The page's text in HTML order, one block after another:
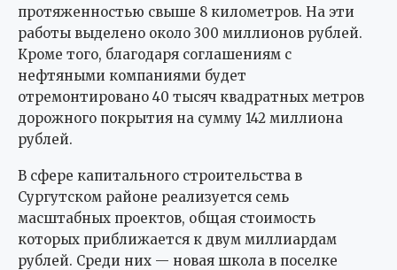
протяженностью свыше 8 километров. На эти
работы выделено около 300 миллионов рублей.
Кроме того, благодаря соглашениям с
нефтяными компаниями будет
отремонтировано 40 тысяч квадратных метров
дорожного покрытия на сумму 142 миллиона
рублей.
В сфере капитального строительства в
Сургутском районе реализуется семь
масштабных проектов, общая стоимость
которых приближается к двум миллиардам
рублей. Среди них — новая школа в поселке